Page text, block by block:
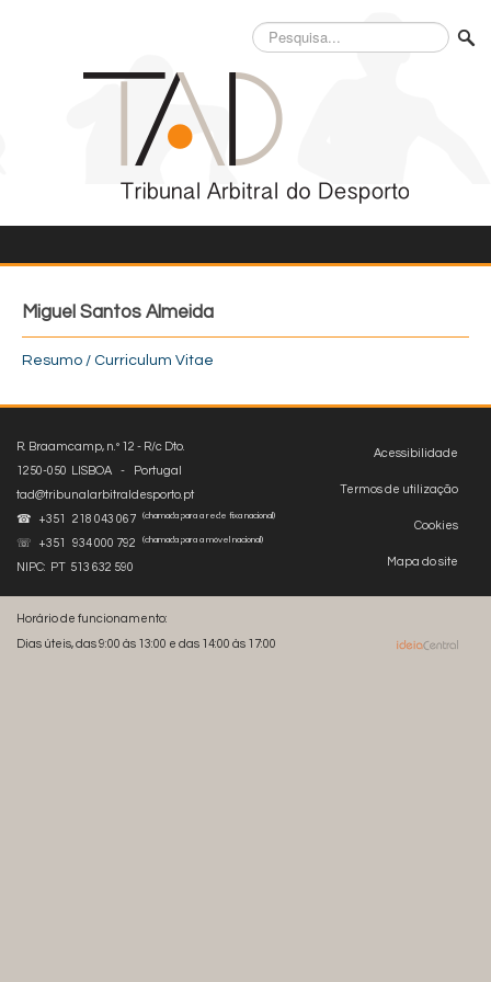
Pesquisa...
Miguel Santos Almeida
Resumo / Curriculum Vitae
Acessibilidade
Termos de utilização
Cookies
Mapa do site
R. Braamcamp, n.º 12 - R/c Dto.
1250-050 LISBOA - Portugal
tad@tribunalarbitraldesporto.pt
☎ +351 218 043 067
(chamada para a rede fixa nacional)
☏ +351 934 000 792 (chamada para a móvel nacional)
NIPC: PT 513 632 590
Horário de funcionamento:
Dias úteis, das 9:00 às 13:00 e das 14:00 às 17:00